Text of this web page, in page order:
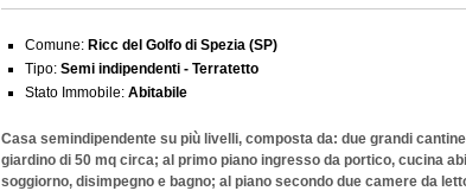
Comune: Ricc del Golfo di Spezia (SP)
Tipo: Semi indipendenti - Terratetto
Stato Immobile: Abitabile
Casa semindipendente su più livelli, composta da: due grandi
giardino di 50 mq circa; al primo piano ingresso da portico, cucina
soggiorno, disimpegno e bagno; al piano secondo due camere da